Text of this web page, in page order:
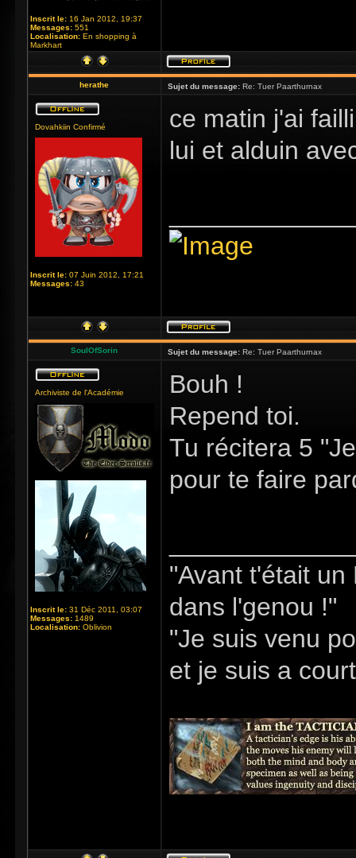
Inscrit le: 16 Jan 2012, 19:37
Messages: 551
Localisation: En shopping à
Markhart
herathe Sujet du message: Re: Tuer Paarthurnax
Dovahkiin Confirmé
Inscrit le: 07 Juin 2012, 17:21
Messages: 43
ce matin j'ai
lui et alduin
SoulOfSorin Sujet du message: Re: Tuer Paarthurnax
Archiviste de l'Académie
Inscrit le: 31 Déc 2011, 03:07
Messages: 1489
Localisation: Oblivion
Bouh !
Repend toi.
Tu récitera 5
pour te faire
"Avant t'était
dans l'genou !"
"Je suis venu
et je suis a